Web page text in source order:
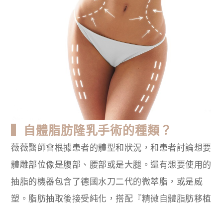
▍自體脂肪隆乳手術的種類？
薇薇醫師會根據患者的體型和狀況，和患者討論想要
體雕部位像是腹部、腰部或是大腿。還有想要使用的
抽脂的機器包含了德國水刀二代的微萃脂，或是威
塑。脂肪抽取後接受純化，搭配『精微自體脂肪移植